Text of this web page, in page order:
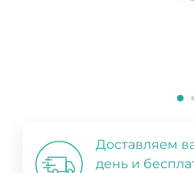
Доставляем
день и